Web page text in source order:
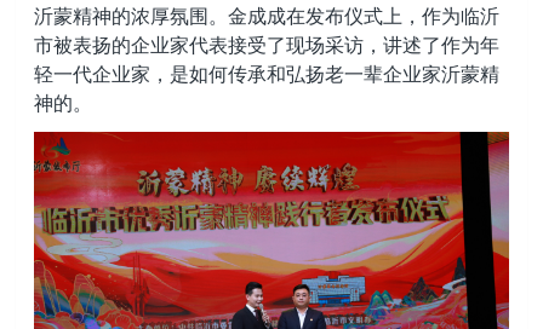
沂蒙精神的浓厚氛围。金成成在发布仪式上，作为临沂
市被表扬的企业家代表接受了现场采访，讲述了作为年
轻一代企业家，是如何传承和弘扬老一辈企业家沂蒙精
神的。